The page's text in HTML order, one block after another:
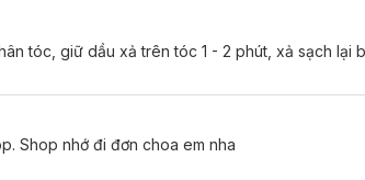
tóc, giữ dầu xả trên tóc 1 - 2 phút, xả sạch lại
Shop nhớ đi đơn choa em nha